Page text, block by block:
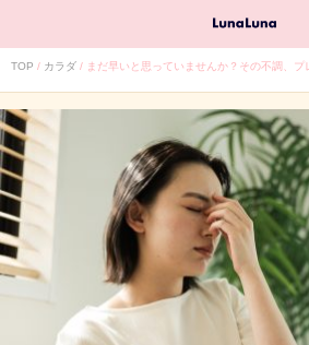
TOP カラダ まだ早いと思っていませんか？その不調、プ